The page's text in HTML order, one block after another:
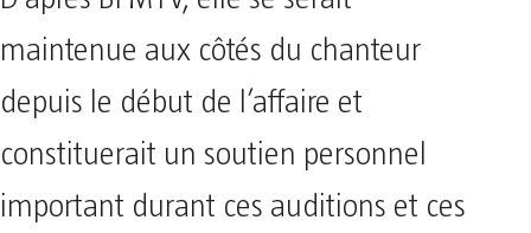
maintenue aux côtés du chanteur
depuis le début de l’affaire et
constituerait un soutien personnel
important durant ces auditions et ces